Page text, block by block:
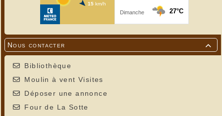

Nous contacter
Bibliothèque
Moulin à vent Visites
Déposer une annonce
Four de La Sotte